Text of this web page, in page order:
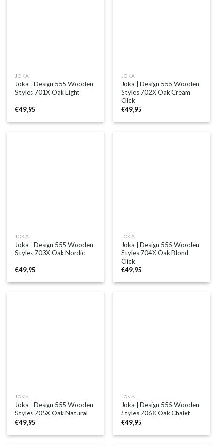
JOKA
Joka | Design 555 Wooden
Styles 701X Oak Light
€49,95
JOKA
Joka | Design 555 Wooden
Styles 702X Oak Cream
Click
€49,95
JOKA
Joka | Design 555 Wooden
Styles 703X Oak Nordic
€49,95
JOKA
Joka | Design 555 Wooden
Styles 704X Oak Blond
Click
€49,95
JOKA
Joka | Design 555 Wooden
Styles 705X Oak Natural
€49,95
JOKA
Joka | Design 555 Wooden
Styles 706X Oak Chalet
€49,95